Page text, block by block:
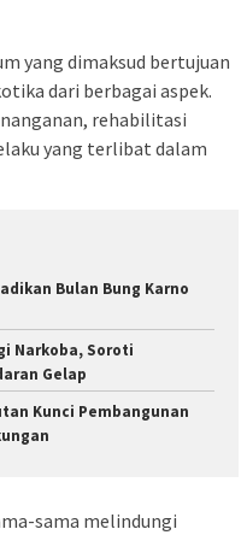
yang dimaksud bertujuan
dari berbagai aspek.
rehabilitasi
yang terlibat dalam
Bulan Bung Karno
Narkoba, Soroti
Gelap
Kunci Pembangunan
sama melindungi